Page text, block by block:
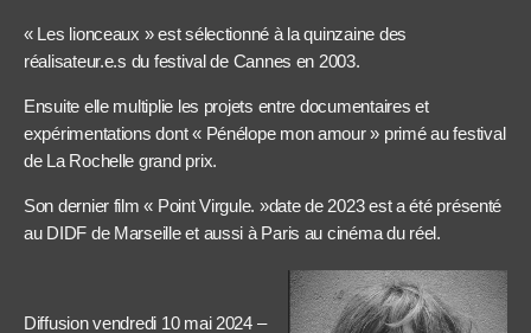
« Les lionceaux » est sélectionné à la quinzaine des
réalisateur.e.s du festival de Cannes en 2003.
Ensuite elle multiplie les projets entre documentaires et
expérimentations dont « Pénélope mon amour » primé au festival
de La Rochelle grand prix.
Son dernier film « Point Virgule. »date de 2023 est a été présenté
au DIDF de Marseille et aussi à Paris au cinéma du réel.
Diffusion vendredi 10 mai 2024 –